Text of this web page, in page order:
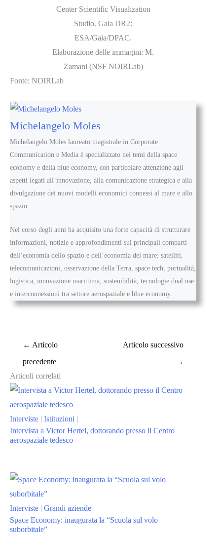
Center Scientific Visualization
Studio. Gaia DR2:
ESA/Gaia/DPAC.
Elaborazione delle immagini: M.
Zamani (NSF NOIRLab)
Fonte: NOIRLab
Michelangelo Moles
Michelangelo Moles laureato magistrale in Corporate
Communication e Media è specializzato nei temi della space
economy e della blue economy, con particolare attenzione agli
aspetti legati all’innovazione, alla comunicazione strategica e alla
divulgazione dei nuovi modelli economici connessi al mare e allo
spazio.
Nel corso degli anni ha acquisito una forte capacità di strutturare
informazioni, notizie e approfondimenti sui principali comparti
dell’economia dello spazio e dell’economia del mare: satelliti,
telecomunicazioni, osservazione della Terra, space tech, portualità,
logistica, innovazione marittima, sostenibilità, tecnologie dual use
e interconnessioni tra settore aerospaziale e blue economy.
← Articolo
precedente
Articolo successivo
→
Articoli correlati
Interviste | Istituzioni |
Intervista a Victor Hertel, dottorando presso il Centro
aerospaziale tedesco
Interviste | Grandi aziende |
Space Economy: inaugurata la “Scuola sul volo
suborbitale”